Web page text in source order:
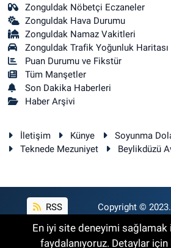
Zonguldak Nöbetçi Eczaneler
Zonguldak Hava Durumu
Zonguldak Namaz Vakitleri
Zonguldak Trafik Yoğunluk Haritası
Puan Durumu ve Fikstür
Tüm Manşetler
Son Dakika Haberleri
Haber Arşivi
İletişim Künye
Soyunma
Teknede Mezuniyet
Beylikdüzü
RSS Copyright © 2023.
Haber Yazılımı:TE
En iyi site deneyimi sağlamak
faydalanıyoruz. Detaylar için